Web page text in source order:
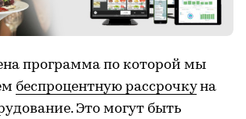
программа по которой мы
беспроцентную рассрочкуна
Это могут быть